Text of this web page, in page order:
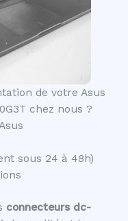
de votre Asus
chez nous ?
sous 24 à 48h)
connecteurs dc-